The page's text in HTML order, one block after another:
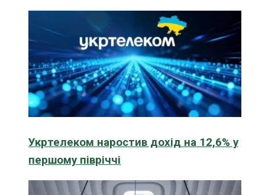
Укртелеком наростив дохід на 12,6% у
першому півріччі